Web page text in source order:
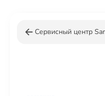
Сервисный центр